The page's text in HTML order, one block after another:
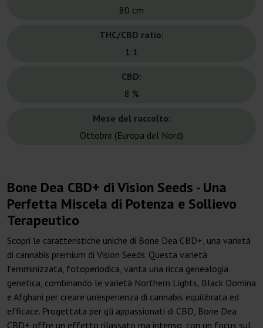
80 cm
THC/CBD ratio:
1:1
CBD:
8 %
Mese del raccolto:
Ottobre (Europa del Nord)
Bone Dea CBD+ di Vision Seeds - Una
Perfetta Miscela di Potenza e Sollievo
Terapeutico
Scopri le caratteristiche uniche di Bone Dea CBD+, una varietà
di cannabis premium di Vision Seeds. Questa varietà
femminizzata, fotoperiodica, vanta una ricca genealogia
genetica, combinando le varietà Northern Lights, Black Domina
e Afghani per creare un'esperienza di cannabis equilibrata ed
efficace. Progettata per gli appassionati di CBD, Bone Dea
CBD+ offre un effetto rilassato ma intenso, con un focus sul